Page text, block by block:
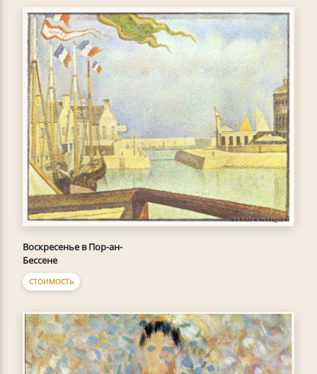
Воскресенье в Пор-ан-
Бессене
СТОИМОСТЬ